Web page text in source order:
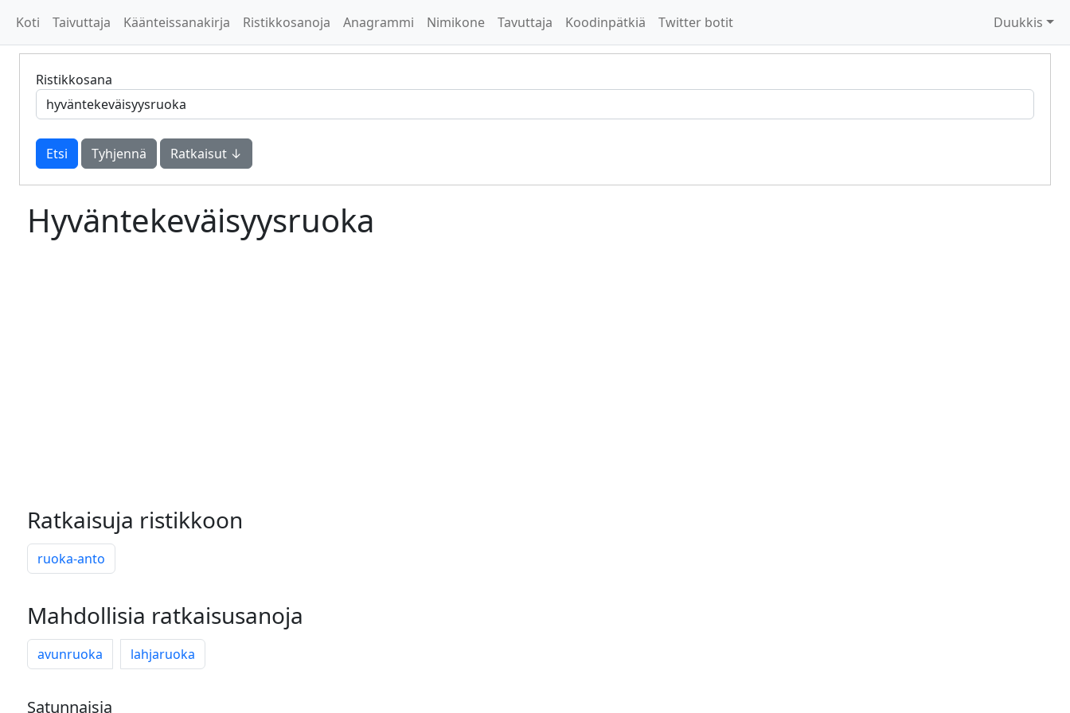
Koti Taivuttaja Käänteissanakirja Ristikkosanoja Anagrammi Nimikone Tavuttaja Koodinpätkiä Twitter botit Duukkis
Ristikkosana
Tyhjennä Ratkaisut ↓
Hyväntekeväisyysruoka
Ratkaisuja ristikkoon
ruoka-anto
Mahdollisia ratkaisusanoja
avunruoka lahjaruoka
Satunnaisia